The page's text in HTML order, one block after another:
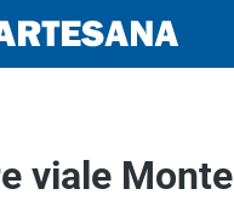
viale Monte